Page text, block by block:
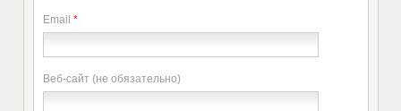
Email *
Веб-сайт (не обязательно)